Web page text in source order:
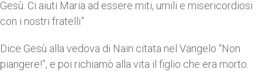
Gesù. Ci aiuti Maria ad essere miti, umili e misericordiosi
con i nostri fratelli”
Dice Gesù alla vedova di Nain citata nel Vangelo “Non
piangere!”, e poi richiamò alla vita il figlio che era morto.